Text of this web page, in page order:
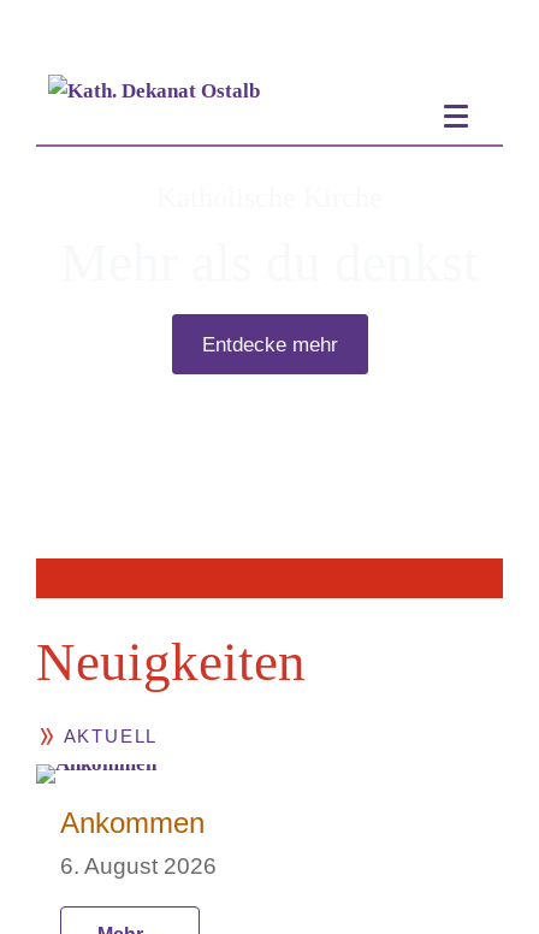
Entdecke mehr
Neuig­keiten
AKTUELL
Ankommen
6. August 2026